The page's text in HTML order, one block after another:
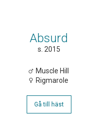
Absurd
s. 2015
Muscle Hill
Rigmarole
Gå till häst